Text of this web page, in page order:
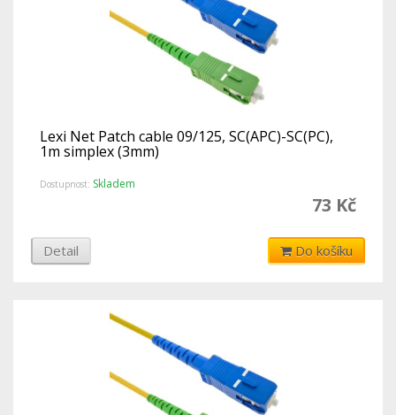
Lexi Net Patch cable 09/125, SC(APC)-SC(PC),
1m simplex (3mm)
Dostupnost: Skladem
73 Kč
Detail Do košíku